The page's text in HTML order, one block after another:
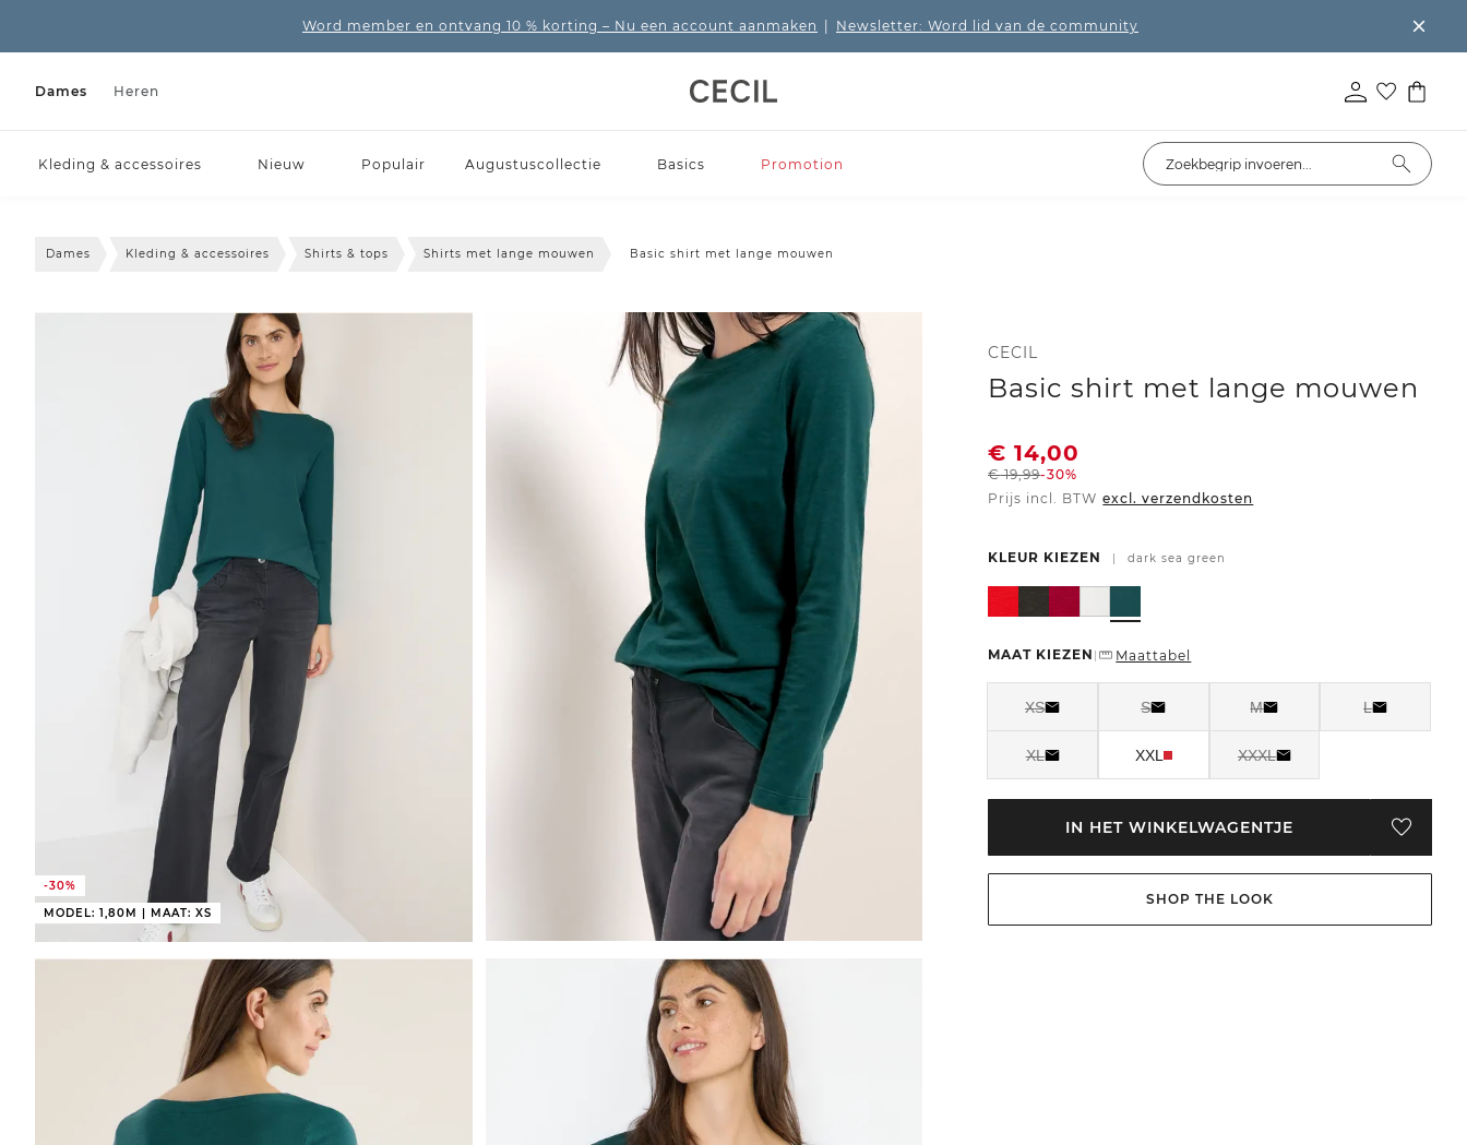
Word member en ontvang 10 % korting – Nu een account aanmaken Newsletter: Word lid van de community
Dames Heren
Kleding & accessoires Nieuw Populair Augustuscollectie Basics Promotion
Dames Kleding & accessoires Shirts & tops Shirts met lange mouwen Basic shirt met lange mouwen
-30%
MODEL: 1,80M | MAAT: XS
CECIL
Basic shirt met lange mouwen
€ 14,00
€19,99-30%
Prijs incl. BTW excl. verzendkosten
KLEUR KIEZEN | dark sea green
MAAT KIEZEN | Maattabel
XS S M L
XL XXL XXXL
IN HET WINKELWAGENTJE
SHOP THE LOOK